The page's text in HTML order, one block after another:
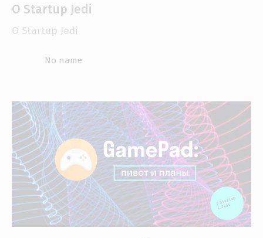
О Startup Jedi
О Startup Jedi
No name